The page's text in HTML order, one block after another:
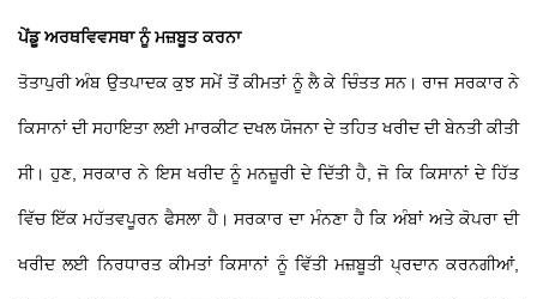
ਪੇਂਡੂ ਅਰਥਵਿਵਸਥਾ ਨੂੰ ਮਜ਼ਬੂਤ ​​ਕਰਨਾ
ਤੋਤਾਪੁਰੀ ਅੰਬ ਉਤਪਾਦਕ ਕੁਝ ਸਮੇਂ ਤੋਂ ਕੀਮਤਾਂ ਨੂੰ ਲੈ ਕੇ ਚਿੰਤਤ ਸਨ। ਰਾਜ ਸਰਕਾਰ ਨੇ
ਕਿਸਾਨਾਂ ਦੀ ਸਹਾਇਤਾ ਲਈ ਮਾਰਕੀਟ ਦਖਲ ਯੋਜਨਾ ਦੇ ਤਹਿਤ ਖਰੀਦ ਦੀ ਬੇਨਤੀ ਕੀਤੀ
ਸੀ। ਹੁਣ, ਸਰਕਾਰ ਨੇ ਇਸ ਖਰੀਦ ਨੂੰ ਮਨਜ਼ੂਰੀ ਦੇ ਦਿੱਤੀ ਹੈ, ਜੋ ਕਿ ਕਿਸਾਨਾਂ ਦੇ ਹਿੱਤ
ਵਿੱਚ ਇੱਕ ਮਹੱਤਵਪੂਰਨ ਫੈਸਲਾ ਹੈ। ਸਰਕਾਰ ਦਾ ਮੰਨਣਾ ਹੈ ਕਿ ਅੰਬਾਂ ਅਤੇ ਕੋਪਰਾ ਦੀ
ਖਰੀਦ ਲਈ ਨਿਰਧਾਰਤ ਕੀਮਤਾਂ ਕਿਸਾਨਾਂ ਨੂੰ ਵਿੱਤੀ ਮਜ਼ਬੂਤੀ ਪ੍ਰਦਾਨ ਕਰਨਗੀਆਂ,